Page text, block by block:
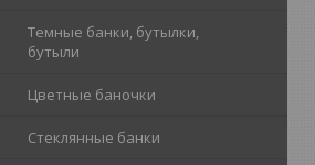
Темные банки, бутылки,
бутыли
Цветные баночки
Стеклянные банки